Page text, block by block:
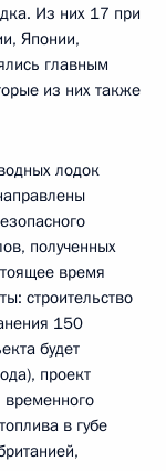
Из них 17 при
Японии,
главным
из них также
лодок
полученных
время
строительство
150
будет
проект
временного
в губе